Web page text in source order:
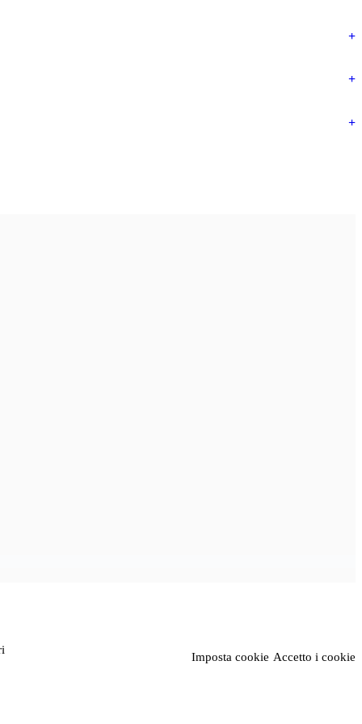
+
+
+
Imposta cookie Accetto i cookie